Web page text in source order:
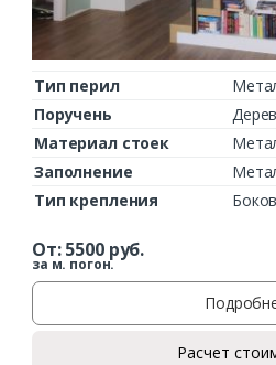
Тип перил
Поручень
Материал стоек
Заполнение
Тип крепления
От:5500руб.
за м. погон.
Расчет